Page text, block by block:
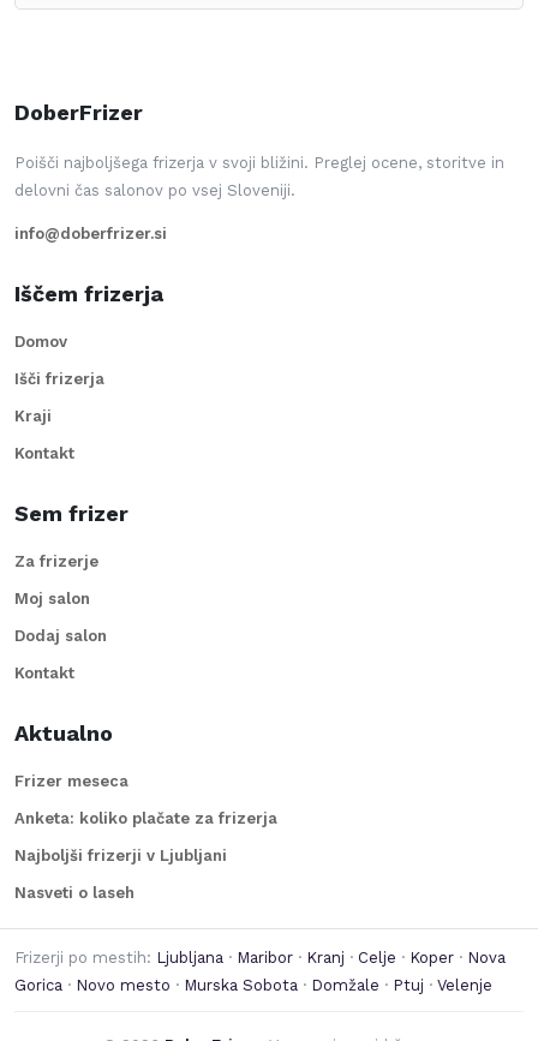
DoberFrizer
Poišči najboljšega frizerja v svoji bližini. Preglej ocene, storitve in
delovni čas salonov po vsej Sloveniji.
info@doberfrizer.si
Iščem frizerja
Domov
Išči frizerja
Kraji
Kontakt
Sem frizer
Za frizerje
Moj salon
Dodaj salon
Kontakt
Aktualno
Frizer meseca
Anketa: koliko plačate za frizerja
Najboljši frizerji v Ljubljani
Nasveti o laseh
Frizerji po mestih: Ljubljana · Maribor · Kranj · Celje · Koper · Nova
Gorica · Novo mesto · Murska Sobota · Domžale · Ptuj · Velenje